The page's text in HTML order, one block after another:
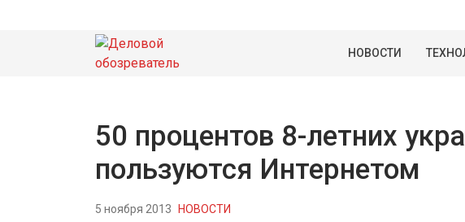
НОВОСТИ
50 процентов 8-летних
пользуются Интернетом
5 ноября 2013 НОВОСТИ